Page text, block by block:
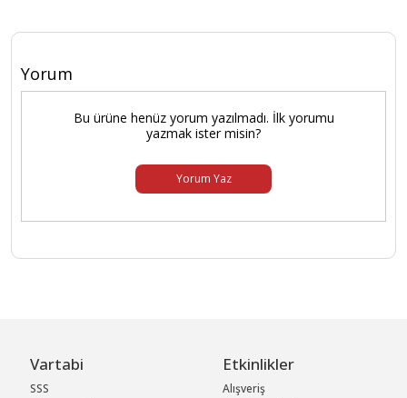
Yorum
Bu ürüne henüz yorum yazılmadı. İlk yorumu
yazmak ister misin?
Yorum Yaz
Vartabi
SSS
Etkinlikler
Alışveriş